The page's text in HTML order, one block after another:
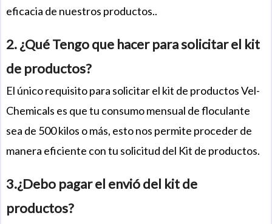
eficacia de nuestros productos..
2. ¿Qué Tengo que hacer para solicitar el kit
de productos?
El único requisito para solicitar el kit de productos Vel-
Chemicals es que tu consumo mensual de floculante
sea de 500 kilos o más, esto nos permite proceder de
manera eficiente con tu solicitud del Kit de productos.
3.¿Debo pagar el envió del kit de
productos?